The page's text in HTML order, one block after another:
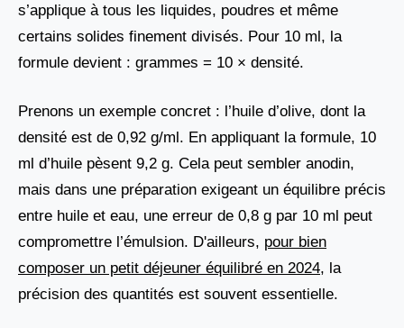
s’applique à tous les liquides, poudres et même
certains solides finement divisés. Pour 10 ml, la
formule devient : grammes = 10 × densité.
Prenons un exemple concret : l’huile d’olive, dont la
densité est de 0,92 g/ml. En appliquant la formule, 10
ml d’huile pèsent 9,2 g. Cela peut sembler anodin,
mais dans une préparation exigeant un équilibre précis
entre huile et eau, une erreur de 0,8 g par 10 ml peut
compromettre l’émulsion. D'ailleurs, pour bien
composer un petit déjeuner équilibré en 2024, la
précision des quantités est souvent essentielle.